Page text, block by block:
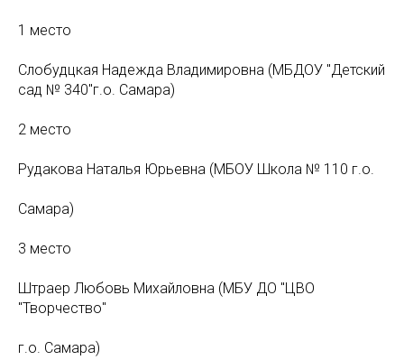
1 место
Слобудцкая Надежда Владимировна (МБДОУ "Детский
сад № 340"г.о. Самара)
2 место
Рудакова Наталья Юрьевна (МБОУ Школа № 110 г.о.
Самара)
3 место
Штраер Любовь Михайловна (МБУ ДО "ЦВО
"Творчество"
г.о. Самара)